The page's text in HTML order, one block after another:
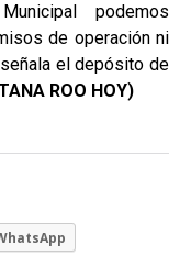
podemos
de operación ni
el depósito de
ROO HOY)